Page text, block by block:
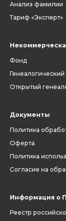
Анализ фамилии
Тариф «Эксперт»
Фонд
Генеалогический
Открытый
Документы
Политика
Оферта
Политика
Согласие на
Информация о
Реестр